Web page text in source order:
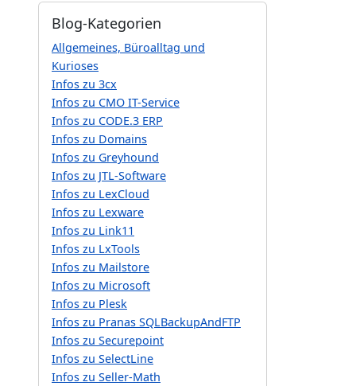
Blog-Kategorien
Allgemeines, Büroalltag und
Kurioses
Infos zu 3cx
Infos zu CMO IT-Service
Infos zu CODE.3 ERP
Infos zu Domains
Infos zu Greyhound
Infos zu JTL-Software
Infos zu LexCloud
Infos zu Lexware
Infos zu Link11
Infos zu LxTools
Infos zu Mailstore
Infos zu Microsoft
Infos zu Plesk
Infos zu Pranas SQLBackupAndFTP
Infos zu Securepoint
Infos zu SelectLine
Infos zu Seller-Math